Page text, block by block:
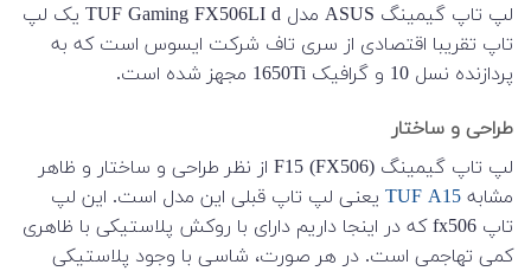
لپ تاپ گیمینگ ASUS مدل TUF Gaming FX506LI d یک لپ
تاپ تقریبا اقتصادی از سری تاف شرکت ایسوس است که به
پردازنده نسل 10 و گرافیک 1650Ti مجهز شده است.
طراحی و ساختار
لپ تاپ گیمینگ F15 (FX506) از نظر طراحی و ساختار و ظاهر
مشابه TUF A15 یعنی لپ تاپ قبلی این مدل است. این لپ
تاپ fx506 که در اینجا داریم دارای با روکش پلاستیکی با ظاهری
کمی تهاجمی‌ است. در هر صورت، شاسی با وجود پلاستیکی